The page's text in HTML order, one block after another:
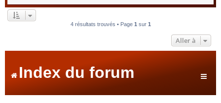
4 résultats trouvés • Page 1sur 1
Aller à
Index du forum